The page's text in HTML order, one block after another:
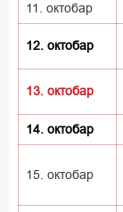
11. октобар
12. октобар
13. октобар
14. октобар
15. октобар